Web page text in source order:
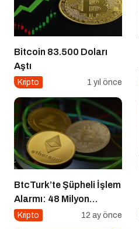
Bitcoin 83.500 Doları
Aştı
Kripto 1 yıl önce
BtcTurk’te Şüpheli İşlem
Alarmı: 48 Milyon
Dolarlık Çıkış İddiası
Kripto 12 ay önce